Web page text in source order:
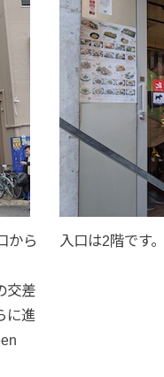
から
交差
に進
入口は2階です。